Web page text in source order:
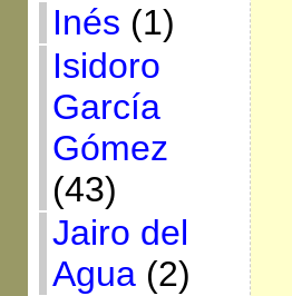
Inés (1)
Isidoro
García
Gómez
(43)
Jairo del
Agua(2)